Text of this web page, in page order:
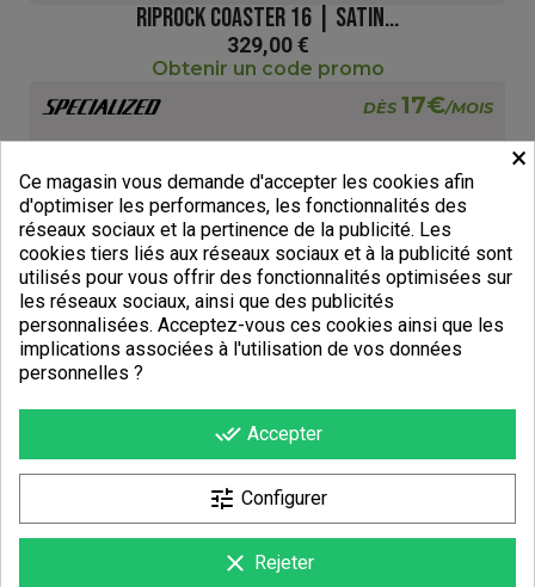
RIPROCK COASTER 16 | SATIN...
329,00 €
Obtenir un code promo
DÈS 17€/MOIS
RIPROCK 20 | GLOSS SAPHIR
×
Ce magasin vous demande d'accepter les cookies afin
d'optimiser les performances, les fonctionnalités des
réseaux sociaux et la pertinence de la publicité. Les
cookies tiers liés aux réseaux sociaux et à la publicité sont
utilisés pour vous offrir des fonctionnalités optimisées sur
les réseaux sociaux, ainsi que des publicités
personnalisées. Acceptez-vous ces cookies ainsi que les
implications associées à l'utilisation de vos données
personnelles ?
done_all Accepter
tune Configurer
clear Rejeter